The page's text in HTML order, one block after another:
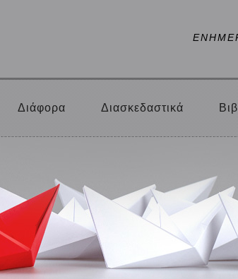
Διάφορα Διασκεδαστικά